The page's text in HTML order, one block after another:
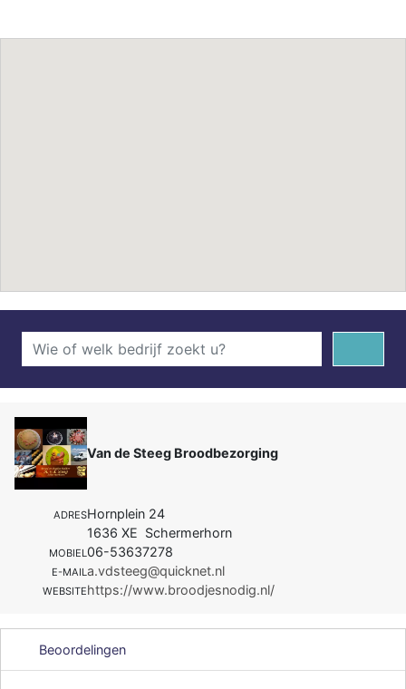
Van de Steeg Broodbezorging
ADRESHornplein 24
1636 XE Schermerhorn
MOBIEL06-53637278
E-MAILa.vdsteeg@quicknet.nl
WEBSITEhttps://www.broodjesnodig.nl/
Beoordelingen